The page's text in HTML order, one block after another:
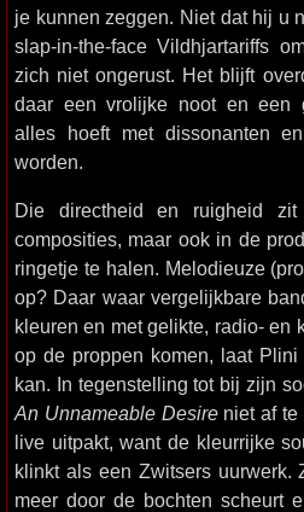
je kunnen zeggen. Niet dat hij u
slap-in-the-face Vildhjartariffs
zich niet ongerust. Het blijft
daar een vrolijke noot en een
alles hoeft met dissonanten
worden.
Die directheid en ruigheid
composities, maar ook in de
ringetje te halen. Melodieuze
op? Daar waar vergelijkbare
kleuren en met gelikte, radio- en
op de proppen komen, laat
kan. In tegenstelling tot bij zijn
An Unnameable Desireniet af te
live uitpakt, want de kleurrijke
klinkt als een Zwitsers uurwerk.
meer door de bochten scheurt